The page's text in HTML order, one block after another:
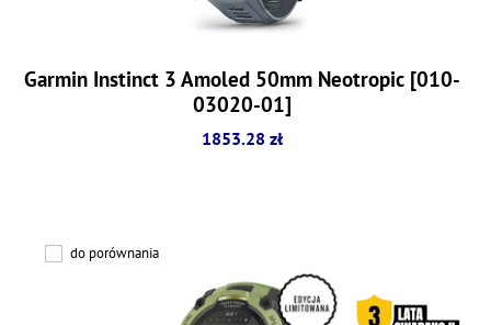
Garmin Instinct 3 Amoled 50mm Neotropic [010-
03020-01]
1853.28 zł
do porównania